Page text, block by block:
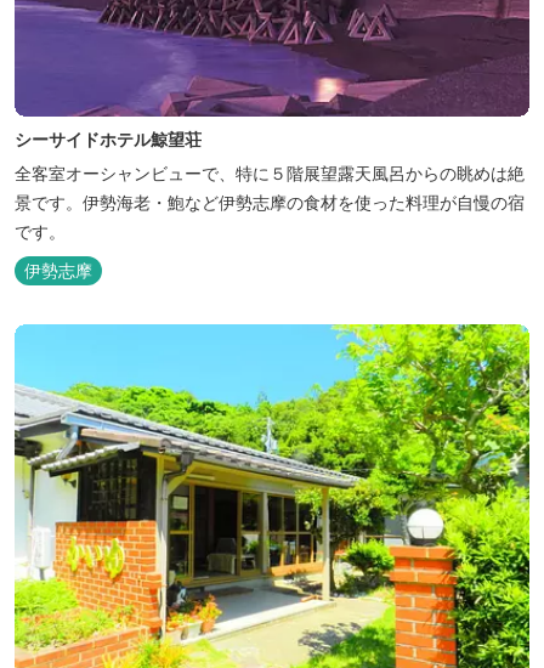
シーサイドホテル鯨望荘
全客室オーシャンビューで、特に５階展望露天風呂からの眺めは絶
景です。伊勢海老・鮑など伊勢志摩の食材を使った料理が自慢の宿
です。
伊勢志摩